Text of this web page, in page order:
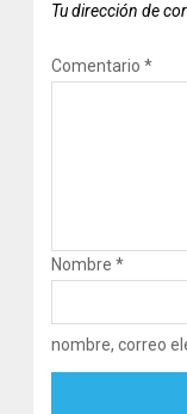
Tu dirección de
Comentario*
Nombre*
nombre, correo